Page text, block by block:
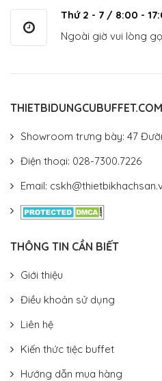
Thứ 2 - 7 / 8:00 -
Ngoài giờ vui lòng
THIETBIDUNGCUBUFFET.COM
Showroom trưng bày: 47
Điện thoại: 028-7300.7226
Email:
THÔNG TIN CẦN BIẾT
Giới thiệu
Điều khoản sử dụng
Liên hệ
Kiến thức tiệc buffet
Hướng dẫn mua hàng